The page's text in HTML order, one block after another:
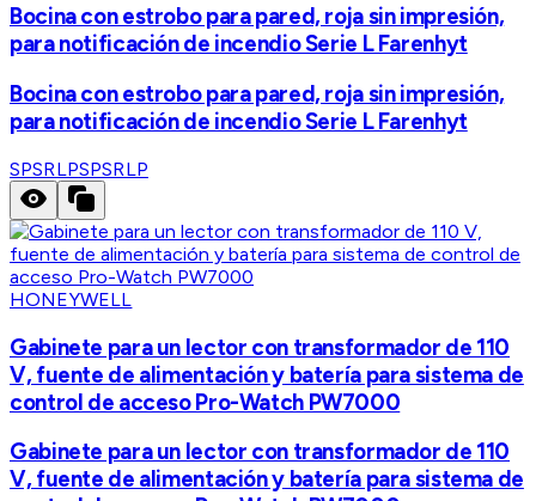
Bocina con estrobo para pared, roja sin impresión,
para notificación de incendio Serie L Farenhyt
Bocina con estrobo para pared, roja sin impresión,
para notificación de incendio Serie L Farenhyt
SPSRLPSPSRLP
HONEYWELL
Gabinete para un lector con transformador de 110
V, fuente de alimentación y batería para sistema de
control de acceso Pro-Watch PW7000
Gabinete para un lector con transformador de 110
V, fuente de alimentación y batería para sistema de